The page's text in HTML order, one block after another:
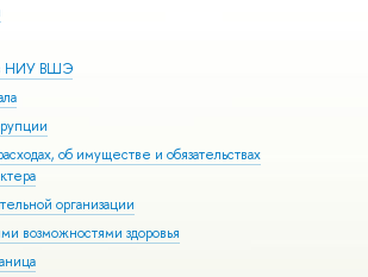
в НИУ ВШЭ
об имуществе и обязательствах
организации
возможностями здоровья